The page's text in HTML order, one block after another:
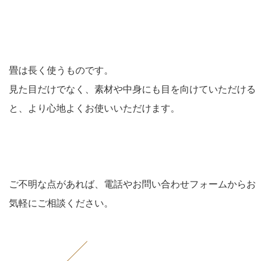
畳は長く使うものです。
見た目だけでなく、素材や中身にも目を向けていただける
と、より心地よくお使いいただけます。
ご不明な点があれば、電話やお問い合わせフォームからお
気軽にご相談ください。